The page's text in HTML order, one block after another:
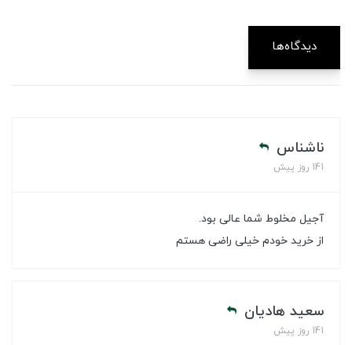
دیدگاه‌ها
ناشناس
141 روز پیش
آجیل مخلوط شما عالی بود.
از خرید خودم خیلی راضی هستم
سعید هادیان
141 روز پیش